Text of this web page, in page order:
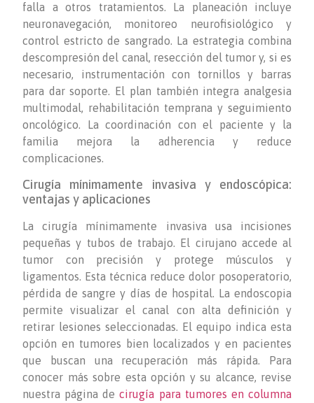
falla a otros tratamientos. La planeación incluye
neuronavegación, monitoreo neurofisiológico y
control estricto de sangrado. La estrategia combina
descompresión del canal, resección del tumor y, si es
necesario, instrumentación con tornillos y barras
para dar soporte. El plan también integra analgesia
multimodal, rehabilitación temprana y seguimiento
oncológico. La coordinación con el paciente y la
familia mejora la adherencia y reduce
complicaciones.
Cirugía mínimamente invasiva y endoscópica:
ventajas y aplicaciones
La cirugía mínimamente invasiva usa incisiones
pequeñas y tubos de trabajo. El cirujano accede al
tumor con precisión y protege músculos y
ligamentos. Esta técnica reduce dolor posoperatorio,
pérdida de sangre y días de hospital. La endoscopia
permite visualizar el canal con alta definición y
retirar lesiones seleccionadas. El equipo indica esta
opción en tumores bien localizados y en pacientes
que buscan una recuperación más rápida. Para
conocer más sobre esta opción y su alcance, revise
nuestra página decirugía para tumores en columna